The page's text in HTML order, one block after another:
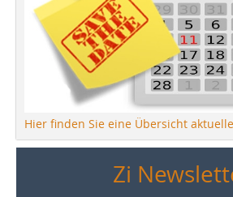
Hier finden Sie eine Übersicht
Zi